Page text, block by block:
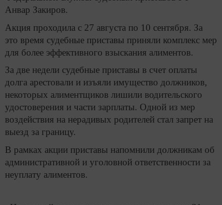
Анвар Закиров.
Акция проходила с 27 августа по 10 сентября. За
это время судебные приставы приняли комплекс мер
для более эффективного взыскания алиментов.
За две недели судебные приставы в счет оплаты
долга арестовали и изъяли имущество должников,
некоторых алиментщиков лишили водительского
удостоверения и части зарплаты. Одной из мер
воздействия на нерадивых родителей стал запрет на
выезд за границу.
В рамках акции приставы напомнили должникам об
административной и уголовной ответственности за
неуплату алиментов.